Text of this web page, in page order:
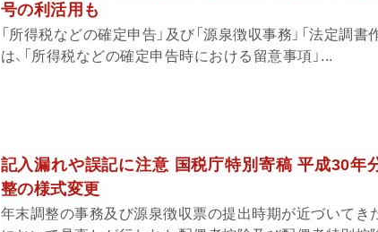
号の利活用も
「所得税などの確定申告」及び「源泉徴収事務」「法定調
は、「所得税などの確定申告時における留意事項」...
記入漏れや誤記に注意 国税庁特別寄稿 平成30年
整の様式変更
年末調整の事務及び源泉徴収票の提出時期が近づいてき